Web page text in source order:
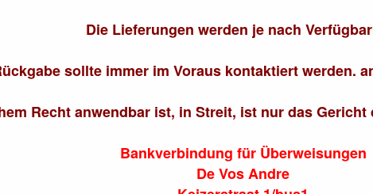
Die Lieferungen werden je nach
sollte immer im Voraus kontaktiert werden.
Recht anwendbar ist, in Streit, ist nur das Gericht
Bankverbindung für Überweisungen
De Vos Andre